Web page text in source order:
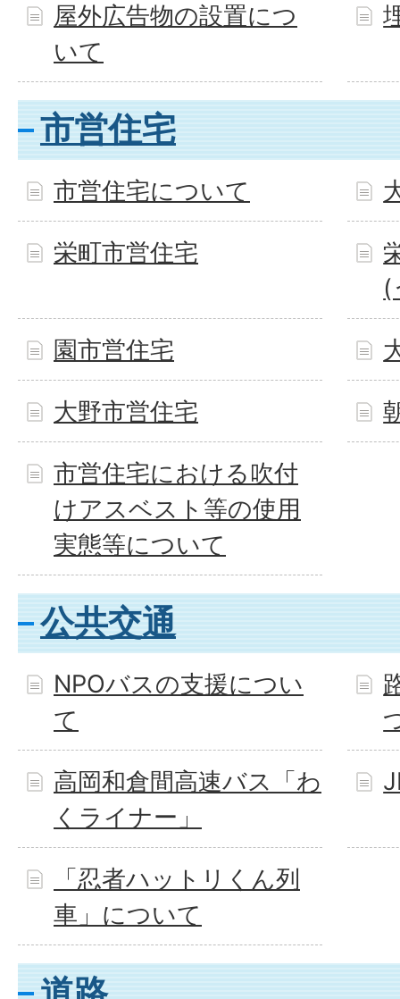
屋外広告物の設置につ
いて
市営住宅
市営住宅について
栄町市営住宅
(
園市営住宅
大野市営住宅
市営住宅における吹付
けアスベスト等の使用
実態等について
公共交通
NPOバスの支援につい
て
高岡和倉間高速バス「わ
くライナー」
「忍者ハットリくん列
車」について